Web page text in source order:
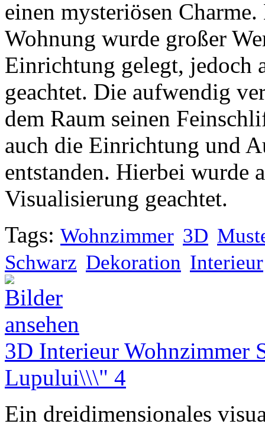
einen mysteriösen
Wohnung wurde großer
Einrichtung gelegt, jedoch
geachtet. Die aufwendig
dem Raum seinen
auch die Einrichtung und
entstanden. Hierbei wurde
Visualisierung geachtet.
Tags: Wohnzimmer 3D
Schwarz Dekoration Interieur
3D Interieur Wohnzimmer
Lupului\\\" 4
Ein dreidimensionales